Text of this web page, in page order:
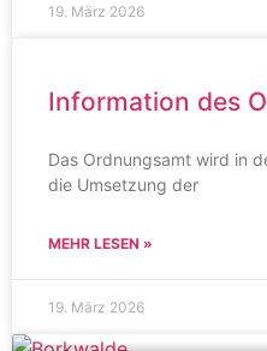
19. März 2026
Information des
Das Ordnungsamt wird in
die Umsetzung der
MEHR LESEN »
19. März 2026